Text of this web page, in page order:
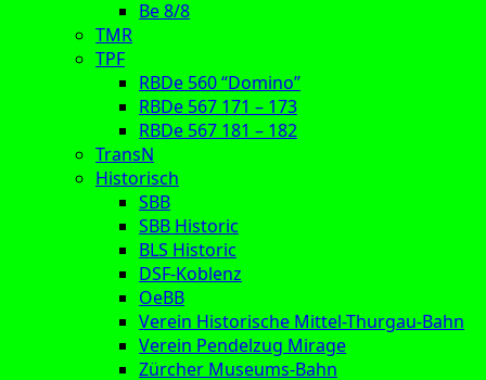
Be 8/8
TMR
TPF
RBDe 560 “Domino”
RBDe 567 171 – 173
RBDe 567 181 – 182
TransN
Historisch
SBB
SBB Historic
BLS Historic
DSF-Koblenz
OeBB
Verein Historische Mittel-Thurgau-Bahn
Verein Pendelzug Mirage
Zürcher Museums-Bahn